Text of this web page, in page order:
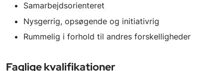
Samarbejdsorienteret
Nysgerrig, opsøgende og initiativrig
Rummelig i forhold til andres forskelligheder
Faglige kvalifikationer